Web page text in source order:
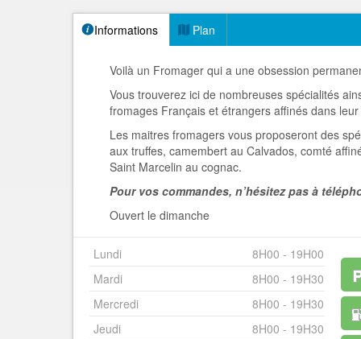
Informations Plan
Voilà un Fromager qui a une obsession
Vous trouverez ici de nombreuses spécialités
fromages Français et étrangers affinés dans
Les maitres fromagers vous proposeront des
aux truffes, camembert au Calvados, comté
Saint Marcelin au cognac.
Pour vos commandes, n’hésitez pas à
Ouvert le dimanche
Lundi
8H00 - 19H00
Mardi
8H00 - 19H30
Mercredi
8H00 - 19H30
Jeudi
8H00 - 19H30